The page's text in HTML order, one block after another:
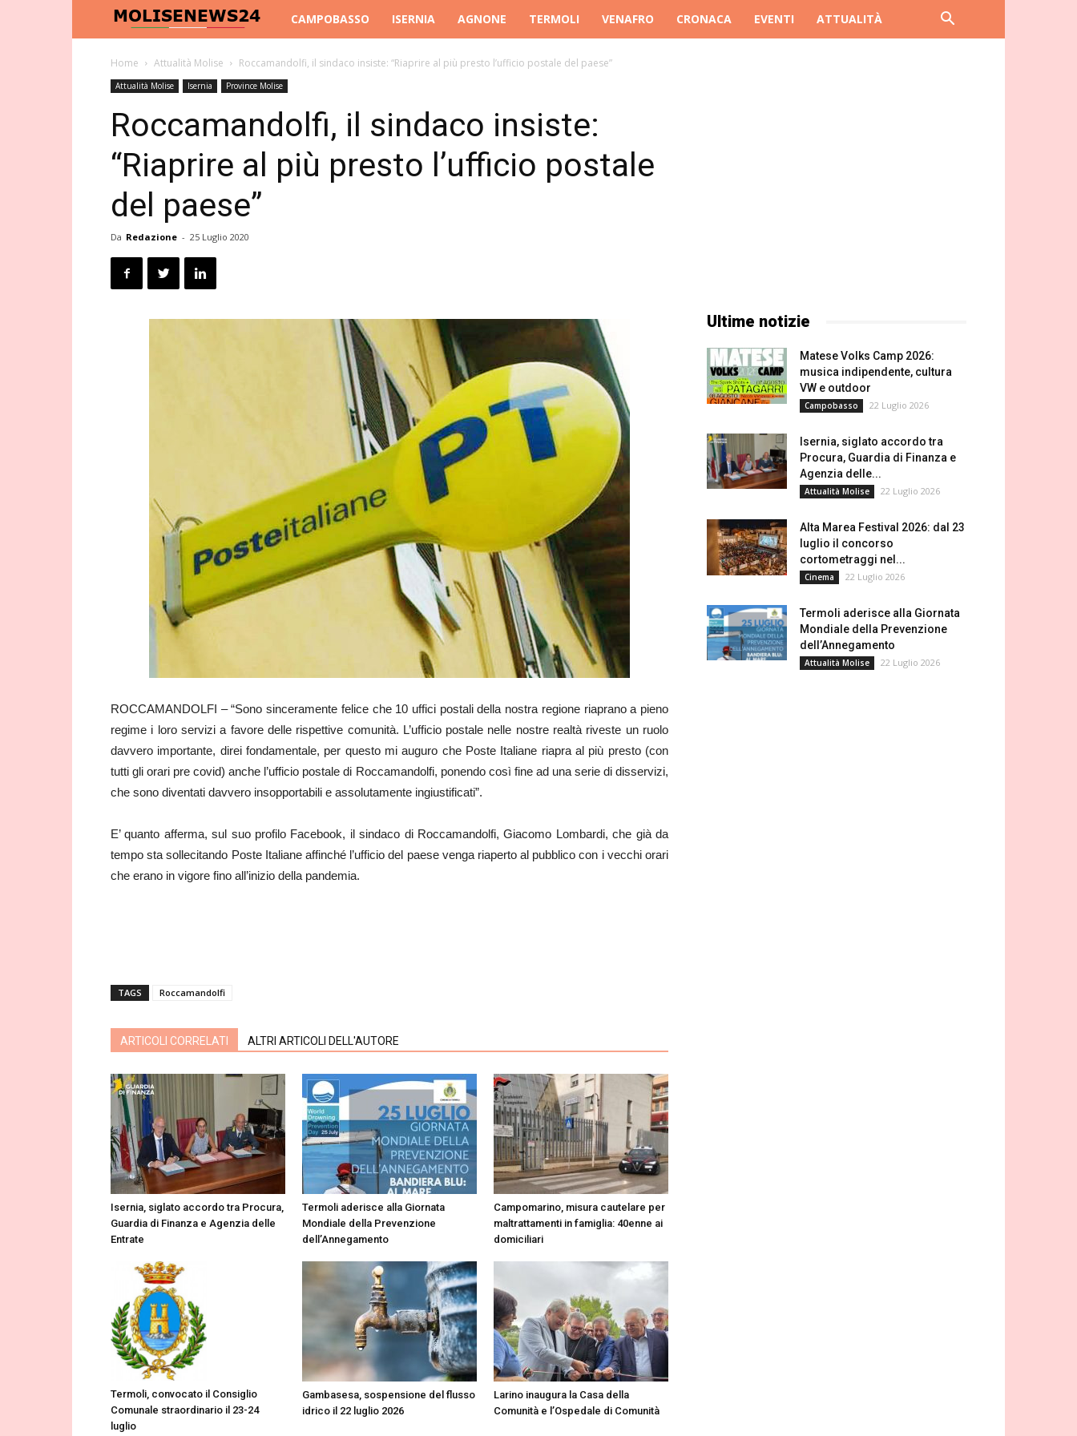
Molise
News
24
CAMPOBASSO ISERNIA AGNONE TERMOLI VENAFRO CRONACA EVENTI ATTUALITÀ
Home Attualità Molise Roccamandolfi, il sindaco insiste: “Riaprire al più presto l’ufficio postale del paese”
Attualità Molise Isernia Province Molise
Roccamandolfi, il sindaco insiste:
“Riaprire al più presto l’ufficio postale
del paese”
Da Redazione - 25 Luglio 2020
ROCCAMANDOLFI – “Sono sinceramente felice che 10 uffici postali della nostra regione riaprano a pieno
regime i loro servizi a favore delle rispettive comunità. L’ufficio postale nelle nostre realtà riveste un ruolo
davvero importante, direi fondamentale, per questo mi auguro che Poste Italiane riapra al più presto (con
tutti gli orari pre covid) anche l’ufficio postale di Roccamandolfi, ponendo così fine ad una serie di disservizi,
che sono diventati davvero insopportabili e assolutamente ingiustificati”.
E’ quanto afferma, sul suo profilo Facebook, il sindaco di Roccamandolfi, Giacomo Lombardi, che già da
tempo sta sollecitando Poste Italiane affinché l’ufficio del paese venga riaperto al pubblico con i vecchi orari
che erano in vigore fino all’inizio della pandemia.
TAGS Roccamandolfi
ARTICOLI CORRELATI ALTRI ARTICOLI DELL'AUTORE
Isernia, siglato accordo tra Procura,
Guardia di Finanza e Agenzia delle
Entrate
Termoli aderisce alla Giornata
Mondiale della Prevenzione
dell’Annegamento
Campomarino, misura cautelare per
maltrattamenti in famiglia: 40enne ai
domiciliari
Termoli, convocato il Consiglio
Comunale straordinario il 23-24
luglio
Gambasesa, sospensione del flusso
idrico il 22 luglio 2026
Larino inaugura la Casa della
Comunità e l’Ospedale di Comunità
Ultime notizie
Matese Volks Camp 2026:
musica indipendente, cultura
VW e outdoor
Campobasso 22 Luglio 2026
Isernia, siglato accordo tra
Procura, Guardia di Finanza e
Agenzia delle...
Attualità Molise 22 Luglio 2026
Alta Marea Festival 2026: dal 23
luglio il concorso
cortometraggi nel...
Cinema 22 Luglio 2026
Termoli aderisce alla Giornata
Mondiale della Prevenzione
dell’Annegamento
Attualità Molise 22 Luglio 2026